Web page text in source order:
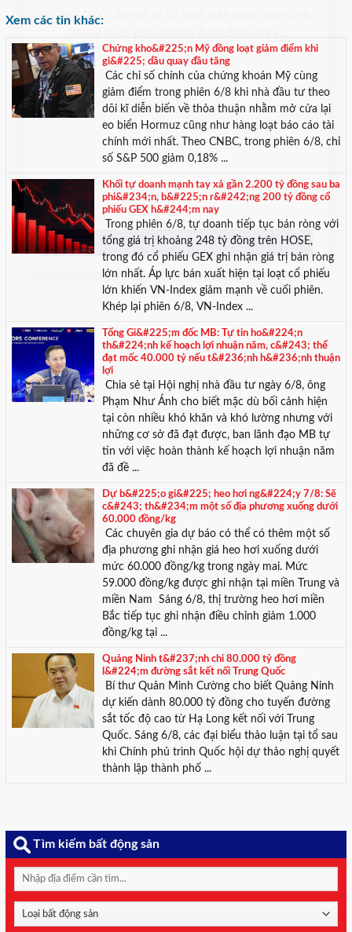
Với hơn 1000 căn nhà và 50 sales thân thiện, nhiệt tình,
chúng tôi sẽ giúp bạn tìm được BĐS ưng ý!
Xem các tin khác:
Chứng kho&#225;n Mỹ đồng loạt giảm điểm khi
gi&#225; dầu quay đầu tăng
Các chỉ số chính của chứng khoán Mỹ cùng
giảm điểm trong phiên 6/8 khi nhà đầu tư theo
dõi kĩ diễn biến về thỏa thuận nhằm mở cửa lại
eo biển Hormuz cũng như hàng loạt báo cáo tài
chính mới nhất. Theo CNBC, trong phiên 6/8, chỉ
số S&P 500 giảm 0,18% ...
Khối tự doanh mạnh tay xả gần 2.200 tỷ đồng sau ba
phi&#234;n, b&#225;n r&#242;ng 200 tỷ đồng cổ
phiếu GEX h&#244;m nay
Trong phiên 6/8, tự doanh tiếp tục bán ròng với
tổng giá trị khoảng 248 tỷ đồng trên HOSE,
trong đó cổ phiếu GEX ghi nhận giá trị bán ròng
lớn nhất. Áp lực bán xuất hiện tại loạt cổ phiếu
lớn khiến VN-Index giảm mạnh về cuối phiên.
Khép lại phiên 6/8, VN-Index ...
Tổng Gi&#225;m đốc MB: Tự tin ho&#224;n
th&#224;nh kế hoạch lợi nhuận năm, c&#243; thể
đạt mốc 40.000 tỷ nếu t&#236;nh h&#236;nh thuận
lợi
Chia sẻ tại Hội nghị nhà đầu tư ngày 6/8, ông
Phạm Như Ánh cho biết mặc dù bối cảnh hiện
tại còn nhiều khó khăn và khó lường nhưng với
những cơ sở đã đạt được, ban lãnh đạo MB tự
tin với việc hoàn thành kế hoạch lợi nhuận năm
đã đề ...
Dự b&#225;o gi&#225; heo hơi ng&#224;y 7/8: Sẽ
c&#243; th&#234;m một số địa phương xuống dưới
60.000 đồng/kg
Các chuyên gia dự báo có thể có thêm một số
địa phương ghi nhận giá heo hơi xuống dưới
mức 60.000 đồng/kg trong ngày mai. Mức
59.000 đồng/kg được ghi nhận tại miền Trung và
miền Nam Sáng 6/8, thị trường heo hơi miền
Bắc tiếp tục ghi nhận điều chỉnh giảm 1.000
đồng/kg tại ...
Quảng Ninh t&#237;nh chi 80.000 tỷ đồng
l&#224;m đường sắt kết nối Trung Quốc
Bí thư Quản Minh Cường cho biết Quảng Ninh
dự kiến dành 80.000 tỷ đồng cho tuyến đường
sắt tốc độ cao từ Hạ Long kết nối với Trung
Quốc. Sáng 6/8, các đại biểu thảo luận tại tổ sau
khi Chính phủ trình Quốc hội dự thảo nghị quyết
thành lập thành phố ...
Tìm kiếm bất động sản